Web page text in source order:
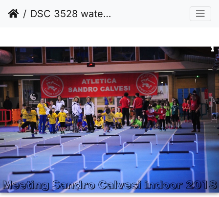
DSC 3528 watermarked resized